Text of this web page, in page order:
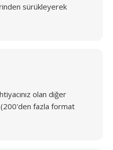
sürükleyerek
olan diğer
fazla format